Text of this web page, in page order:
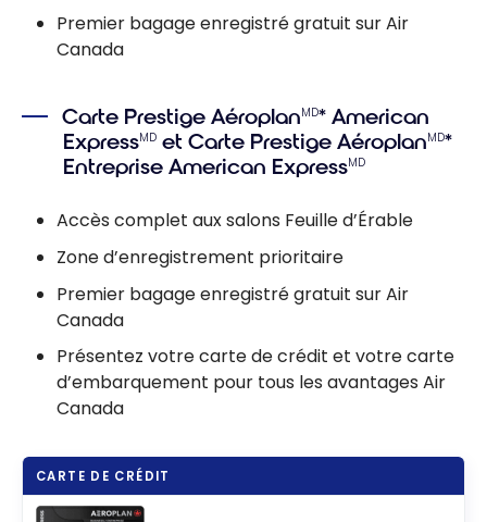
Premier bagage enregistré gratuit sur Air
Canada
Carte Prestige AéroplanMD* American
ExpressMD et Carte Prestige AéroplanMD*
Entreprise American ExpressMD
Accès complet aux salons Feuille d’Érable
Zone d’enregistrement prioritaire
Premier bagage enregistré gratuit sur Air
Canada
Présentez votre carte de crédit et votre carte
d’embarquement pour tous les avantages Air
Canada
CARTE DE CRÉDIT